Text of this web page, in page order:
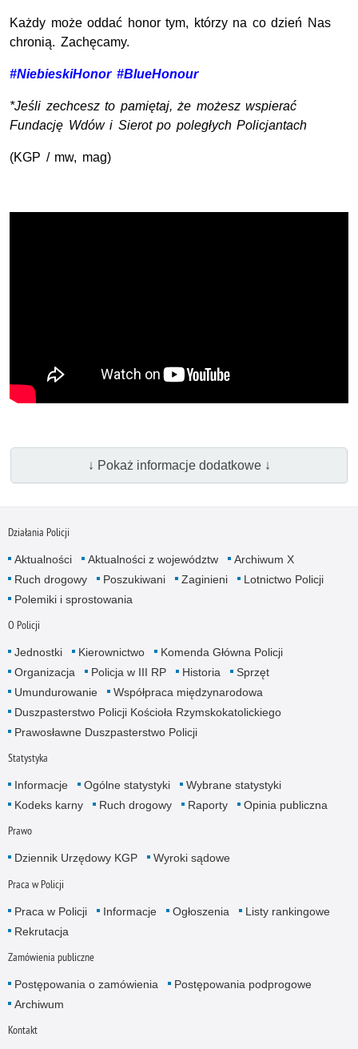
Każdy może oddać honor tym, którzy na co dzień Nas
chronią. Zachęcamy.
#NiebieskiHonor #BlueHonour
*Jeśli zechcesz to pamiętaj, że możesz wspierać
Fundację Wdów i Sierot po poległych Policjantach
(KGP / mw, mag)
↓ Pokaż informacje dodatkowe ↓
Działania Policji
Aktualności Aktualności z województw
Archiwum X
Ruch drogowy
Poszukiwani Zaginieni
Lotnictwo Policji
Polemiki i sprostowania
O Policji
Jednostki Kierownictwo
Komenda Główna Policji
Organizacja
Policja w III RP Historia
Sprzęt
Umundurowanie
Współpraca międzynarodowa
Duszpasterstwo Policji Kościoła Rzymskokatolickiego
Prawosławne Duszpasterstwo Policji
Statystyka
Informacje Ogólne statystyki
Wybrane statystyki
Kodeks karny
Ruch drogowy Raporty Opinia publiczna
Prawo
Dziennik Urzędowy KGP Wyroki sądowe
Praca w Policji
Praca w Policji Informacje Ogłoszenia
Listy rankingowe
Rekrutacja
Zamówienia publiczne
Postępowania o zamówienia
Postępowania podprogowe
Archiwum
Kontakt